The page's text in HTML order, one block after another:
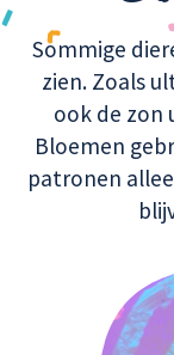
Sommige
zien. Zoals
ook de zon
Bloemen
patronen